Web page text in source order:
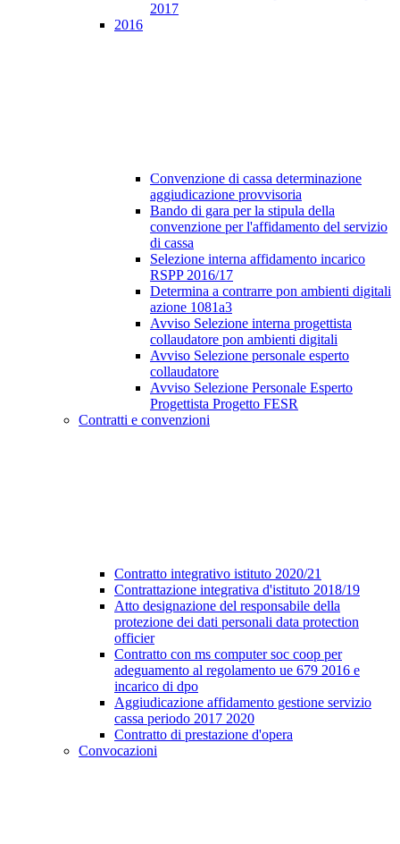
2017
2016
Convenzione di cassa determinazione
aggiudicazione provvisoria
Bando di gara per la stipula della
convenzione per l'affidamento del servizio
di cassa
Selezione interna affidamento incarico
RSPP 2016/17
Determina a contrarre pon ambienti digitali
azione 1081a3
Avviso Selezione interna progettista
collaudatore pon ambienti digitali
Avviso Selezione personale esperto
collaudatore
Avviso Selezione Personale Esperto
Progettista Progetto FESR
Contratti e convenzioni
Contratto integrativo istituto 2020/21
Contrattazione integrativa d'istituto 2018/19
Atto designazione del responsabile della
protezione dei dati personali data protection
officier
Contratto con ms computer soc coop per
adeguamento al regolamento ue 679 2016 e
incarico di dpo
Aggiudicazione affidamento gestione servizio
cassa periodo 2017 2020
Contratto di prestazione d'opera
Convocazioni